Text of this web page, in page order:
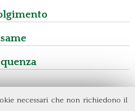
necessari che non richiedono il